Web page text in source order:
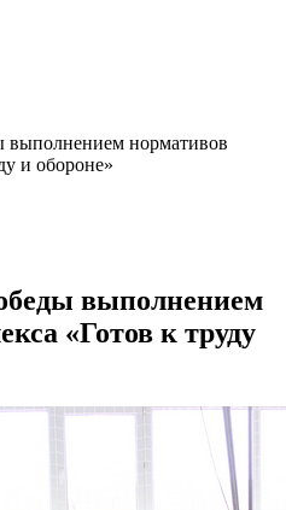
нормативов
и обороне»
выполнением
«Готов к труду